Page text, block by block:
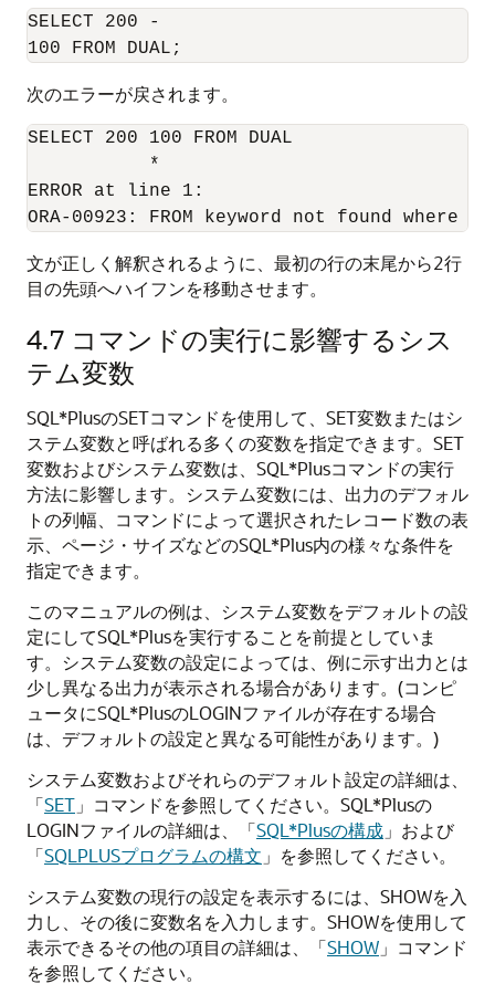
SELECT 200 -
100 FROM DUAL;
次のエラーが戻されます。
SELECT 200 100 FROM DUAL
           *
ERROR at line 1:
ORA-00923: FROM keyword not found where
文が正しく解釈されるように、最初の行の末尾から2行
目の先頭へハイフンを移動させます。
4.7 コマンドの実行に影響するシス
テム変数
SQL*PlusのSETコマンドを使用して、SET変数またはシ
ステム変数と呼ばれる多くの変数を指定できます。SET
変数およびシステム変数は、SQL*Plusコマンドの実行
方法に影響します。システム変数には、出力のデフォル
トの列幅、コマンドによって選択されたレコード数の表
示、ページ・サイズなどのSQL*Plus内の様々な条件を
指定できます。
このマニュアルの例は、システム変数をデフォルトの設
定にしてSQL*Plusを実行することを前提としていま
す。システム変数の設定によっては、例に示す出力とは
少し異なる出力が表示される場合があります。(コンピ
ュータにSQL*PlusのLOGINファイルが存在する場合
は、デフォルトの設定と異なる可能性があります。)
システム変数およびそれらのデフォルト設定の詳細は、
「SET 」コマンドを参照してください。SQL*Plusの
LOGINファイルの詳細は、「SQL*Plusの構成 」および
「SQLPLUSプログラムの構文 」を参照してください。
システム変数の現行の設定を表示するには、SHOWを入
力し、その後に変数名を入力します。SHOWを使用して
表示できるその他の項目の詳細は、「SHOW 」コマンド
を参照してください。